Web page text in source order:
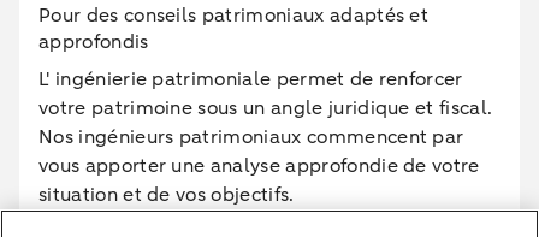
Pour des conseils patrimoniaux adaptés et
approfondis
L' ingénierie patrimoniale permet de renforcer
votre patrimoine sous un angle juridique et fiscal.
Nos ingénieurs patrimoniaux commencent par
vous apporter une analyse approfondie de votre
situation et de vos objectifs.